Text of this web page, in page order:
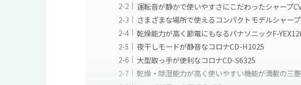
運転音が静かで使いやすさにこだわったシャープ
さまざまな場所で使えるコンパクトモデルシャー
乾燥能力が高く節電にもなるパナソニックF-
夜干しモードが静音なコロナCD-H1025
大型取っ手が便利なコロナCD-S6325
乾燥・除湿能力が高く使いやすい機能が満載の三